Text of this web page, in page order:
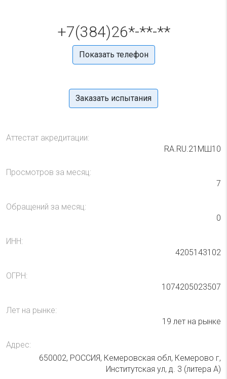
+7(384)26*-**-**
Показать телефон
Заказать испытания
Аттестат акредитации:
RA.RU.21МШ10
Просмотров за месяц:
7
Обращений за месяц:
0
ИНН:
4205143102
ОГРН:
1074205023507
Лет на рынке:
19 лет на рынке
Адрес:
650002, РОССИЯ, Кемеровская обл, Кемерово г,
Институтская ул, д. 3 (литера А)